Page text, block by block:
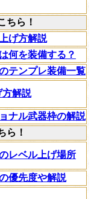
ちら！
げ方解説
何を装備する？
テンプレ装備一覧
方解説
ナル武器枠の解説
ら！
レベル上げ場所
優先度や解説